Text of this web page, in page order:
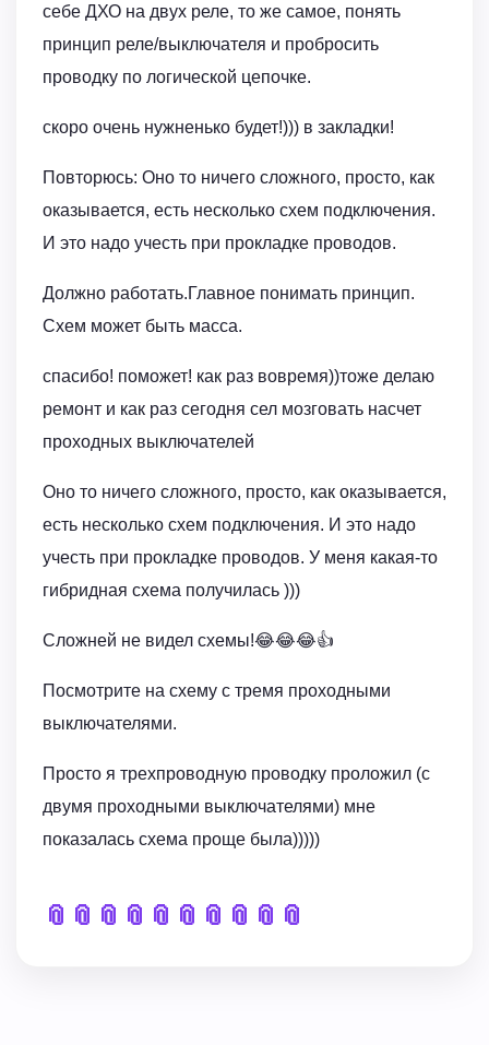
себе ДХО на двух реле, то же самое, понять
принцип реле/выключателя и пробросить
проводку по логической цепочке.
скоро очень нужненько будет!))) в закладки!
Повторюсь: Оно то ничего сложного, просто, как
оказывается, есть несколько схем подключения.
И это надо учесть при прокладке проводов.
Должно работать.Главное понимать принцип.
Схем может быть масса.
спасибо! поможет! как раз вовремя))тоже делаю
ремонт и как раз сегодня сел мозговать насчет
проходных выключателей
Оно то ничего сложного, просто, как оказывается,
есть несколько схем подключения. И это надо
учесть при прокладке проводов. У меня какая-то
гибридная схема получилась )))
Сложней не видел схемы!😂😂😂👍
Посмотрите на схему с тремя проходными
выключателями.
Просто я трехпроводную проводку проложил (с
двумя проходными выключателями) мне
показалась схема проще была)))))
📎 📎 📎 📎 📎 📎 📎 📎 📎 📎